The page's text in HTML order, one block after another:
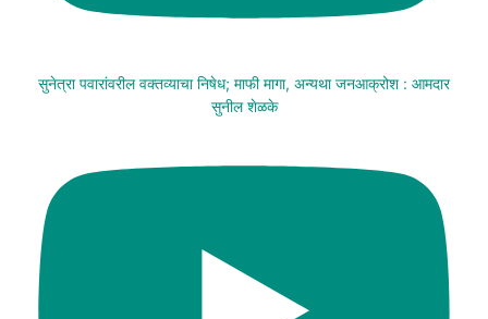
सुनेत्रा पवारांवरील वक्तव्याचा निषेध; माफी मागा, अन्यथा जनआक्रोश : आमदार
सुनील शेळके